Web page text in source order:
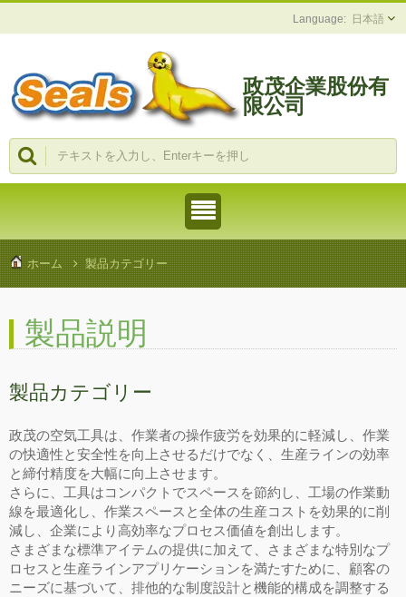
日本語
政茂企業股份有
限公司
ホーム 製品カテゴリー
製品説明
製品カテゴリー
政茂の空気工具は、作業者の操作疲労を効果的に軽減し、作業
の快適性と安全性を向上させるだけでなく、生産ラインの効率
と締付精度を大幅に向上させます。
さらに、工具はコンパクトでスペースを節約し、工場の作業動
線を最適化し、作業スペースと全体の生産コストを効果的に削
減し、企業により高効率なプロセス価値を創出します。
さまざまな標準アイテムの提供に加えて、さまざまな特別なプ
ロセスと生産ラインアプリケーションを満たすために、顧客の
ニーズに基づいて、排他的な制度設計と機能的構成を調整する